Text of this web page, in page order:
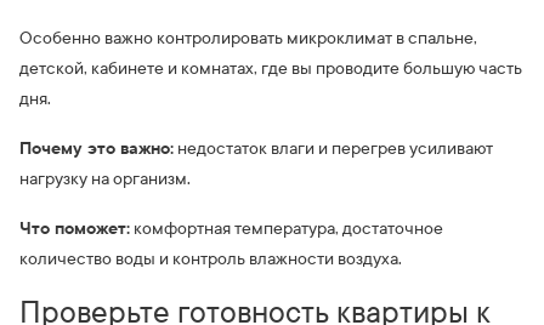
Особенно важно контролировать микроклимат в спальне,
детской, кабинете и комнатах, где вы проводите большую часть
дня.
Почему это важно: недостаток влаги и перегрев усиливают
нагрузку на организм.
Что поможет: комфортная температура, достаточное
количество воды и контроль влажности воздуха.
Проверьте готовность квартиры к